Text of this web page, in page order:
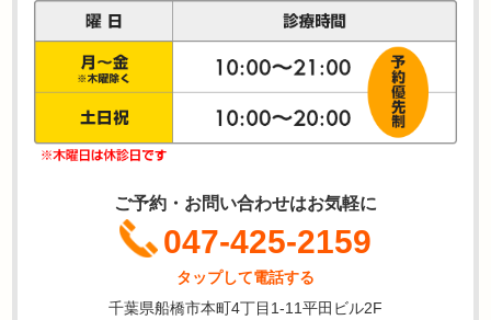
ご予約・お問い合わせはお気軽に
047-425-2159
タップして電話する
千葉県船橋市本町4丁目1-11平田ビル2F